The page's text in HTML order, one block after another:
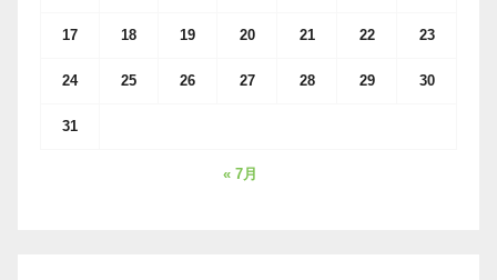
17 18 19 20 21 22 23
24 25 26 27 28 29 30
31
« 7月